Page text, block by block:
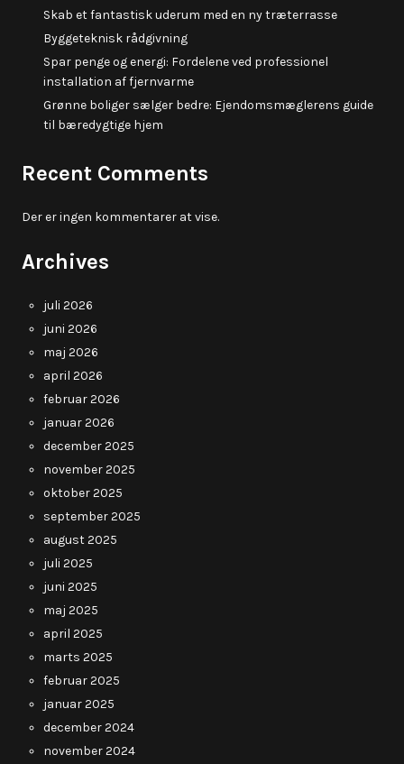
Skab et fantastisk uderum med en ny træterrasse
Byggeteknisk rådgivning
Spar penge og energi: Fordelene ved professionel
installation af fjernvarme
Grønne boliger sælger bedre: Ejendomsmæglerens guide
til bæredygtige hjem
Recent Comments
Der er ingen kommentarer at vise.
Archives
juli 2026
juni 2026
maj 2026
april 2026
februar 2026
januar 2026
december 2025
november 2025
oktober 2025
september 2025
august 2025
juli 2025
juni 2025
maj 2025
april 2025
marts 2025
februar 2025
januar 2025
december 2024
november 2024